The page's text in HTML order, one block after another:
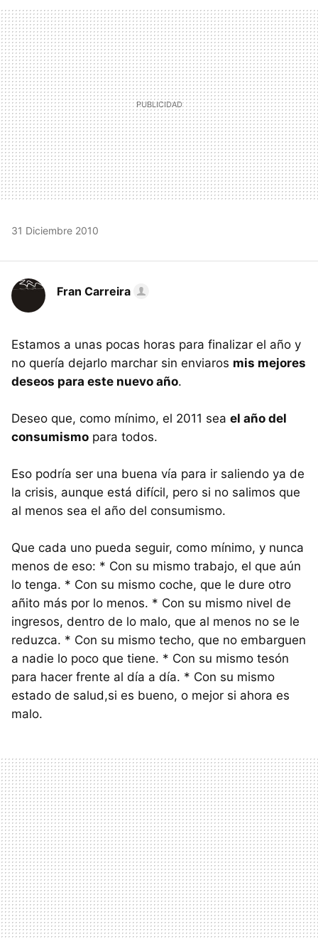
MAIL
31 Diciembre 2010
Fran Carreira
Estamos a unas pocas horas para finalizar el año y
no quería dejarlo marchar sin enviaros mis mejores
deseos para este nuevo año.
Deseo que, como mínimo, el 2011 sea el año del
consumismo para todos.
Eso podría ser una buena vía para ir saliendo ya de
la crisis, aunque está difícil, pero si no salimos que
al menos sea el año del consumismo.
Que cada uno pueda seguir, como mínimo, y nunca
menos de eso: * Con su mismo trabajo, el que aún
lo tenga. * Con su mismo coche, que le dure otro
añito más por lo menos. * Con su mismo nivel de
ingresos, dentro de lo malo, que al menos no se le
reduzca. * Con su mismo techo, que no embarguen
a nadie lo poco que tiene. * Con su mismo tesón
para hacer frente al día a día. * Con su mismo
estado de salud,si es bueno, o mejor si ahora es
malo.